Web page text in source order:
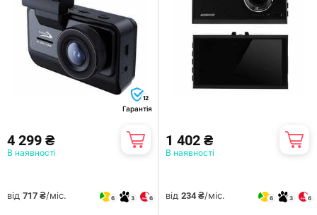
12
Гарантія
4 299 ₴
В наявності
від 717 ₴/міс. 6 3 6
1 402 ₴
В наявності
від 234 ₴/міс. 6 3 6